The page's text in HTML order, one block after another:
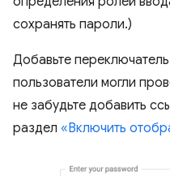
сохранять пароли.)
Добавьте переключатель
пользователи могли
не забудьте добавить
раздел «Включить